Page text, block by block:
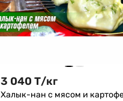
3 040 Т/кг
Халык-нан с мясом и